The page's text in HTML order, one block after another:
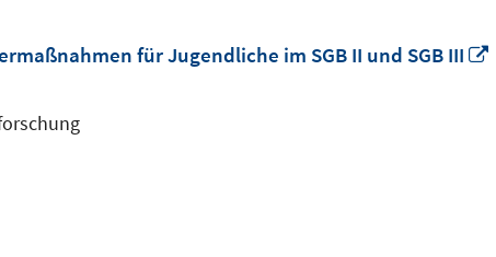
für Jugendliche im SGB II und SGB III